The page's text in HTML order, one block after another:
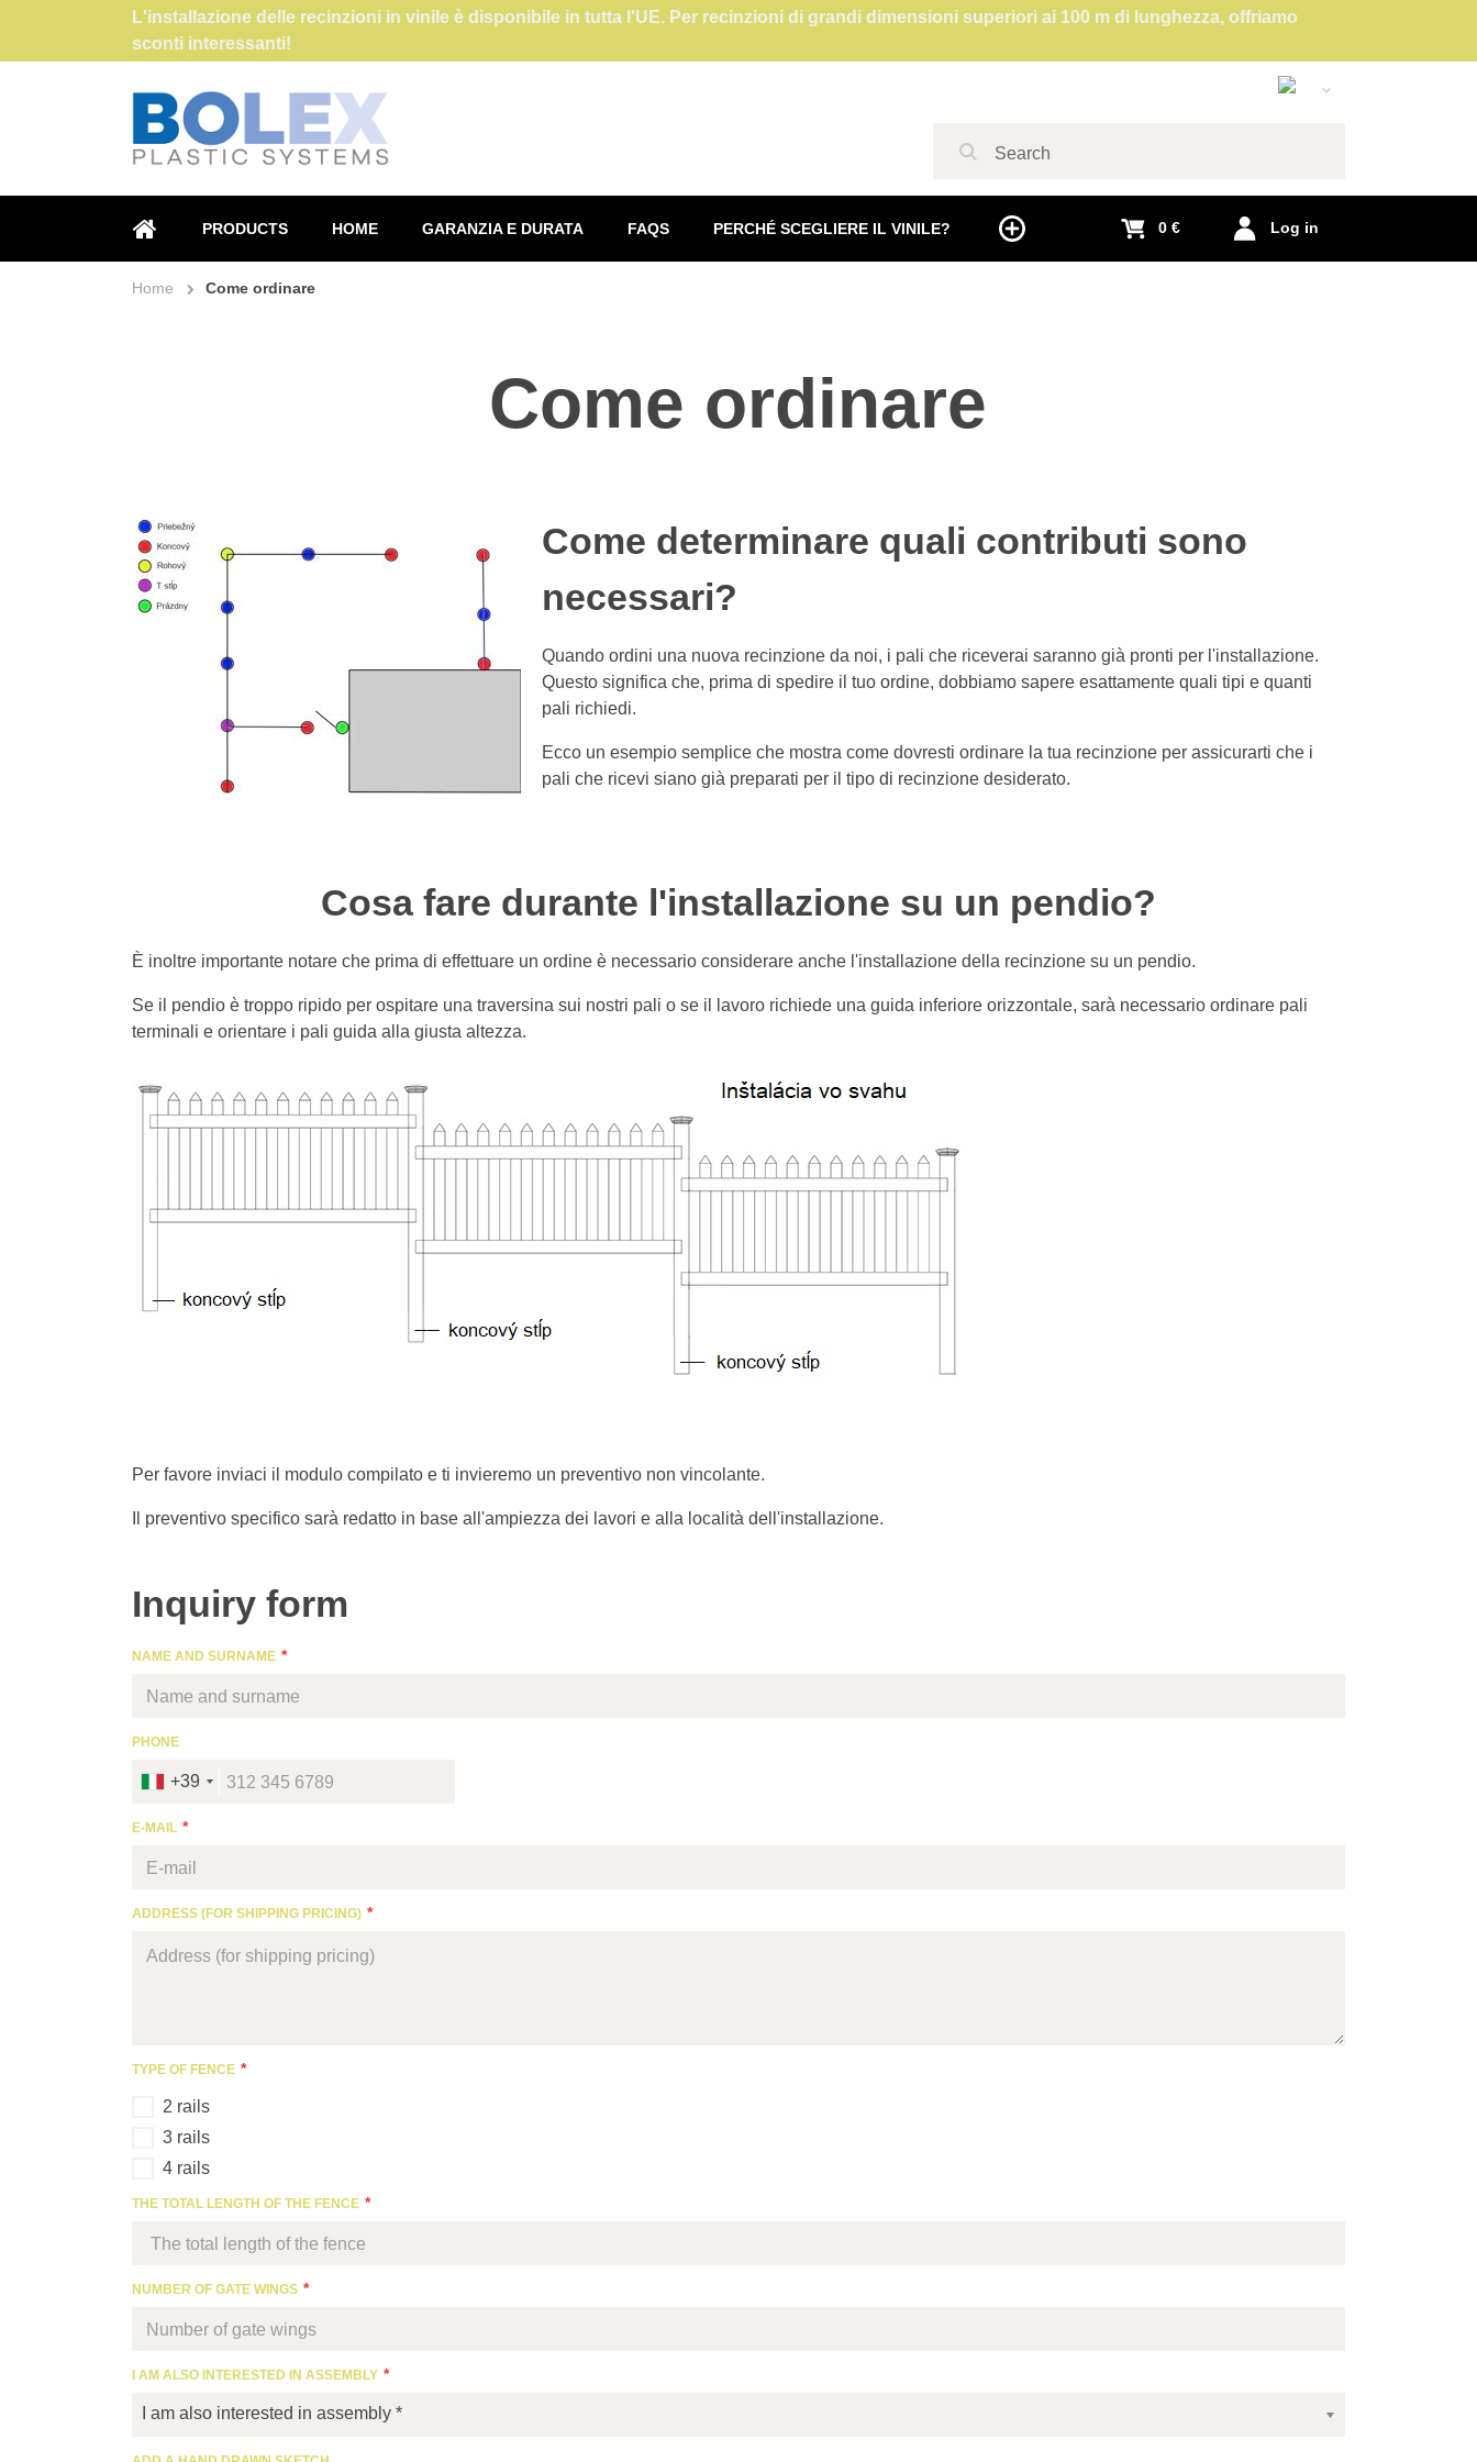
Czech
German
Polish
Greek
HOME
PRODUCTS HOME GARANZIA E DURATA FAQS PERCHÉ SCEGLIERE IL VINILE? Log in
0 €
L'installazione delle recinzioni in vinile è disponibile in tutta l'UE. Per recinzioni di grandi dimensioni superiori ai 100 m di lunghezza, offriamo
sconti interessanti!
Home Come ordinare
Come ordinare
Come determinare quali contributi sono
necessari?
Quando ordini una nuova recinzione da noi, i pali che riceverai saranno già pronti per l'installazione.
Questo significa che, prima di spedire il tuo ordine, dobbiamo sapere esattamente quali tipi e quanti
pali richiedi.
Ecco un esempio semplice che mostra come dovresti ordinare la tua recinzione per assicurarti che i
pali che ricevi siano già preparati per il tipo di recinzione desiderato.
Cosa fare durante l'installazione su un pendio?
È inoltre importante notare che prima di effettuare un ordine è necessario considerare anche l'installazione della recinzione su un pendio.
Se il pendio è troppo ripido per ospitare una traversina sui nostri pali o se il lavoro richiede una guida inferiore orizzontale, sarà necessario ordinare pali
terminali e orientare i pali guida alla giusta altezza.
Per favore inviaci il modulo compilato e ti invieremo un preventivo non vincolante.
Il preventivo specifico sarà redatto in base all'ampiezza dei lavori e alla località dell'installazione.
Inquiry form
NAME AND SURNAME
PHONE
+39
E-MAIL
ADDRESS (FOR SHIPPING PRICING)
TYPE OF FENCE
2 rails
3 rails
4 rails
THE TOTAL LENGTH OF THE FENCE
NUMBER OF GATE WINGS
I AM ALSO INTERESTED IN ASSEMBLY
I am also interested in assembly *